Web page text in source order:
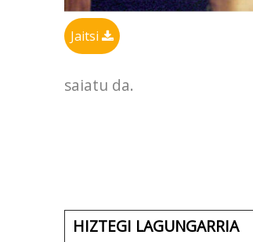
Jaitsi
saiatu da.
HIZTEGI LAGUNGARRIA